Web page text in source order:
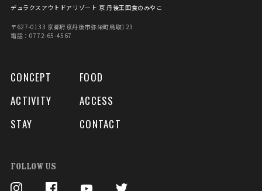
デュラクスアウトドアリゾート 京 丹後王国食のみやこ
〒627-0133 京都府京丹後市弥栄町⿃取123
電話：0772-65-4567
CONCEPT
ACTIVITY
STAY
FOOD
ACCESS
CONTACT
FOLLOW US